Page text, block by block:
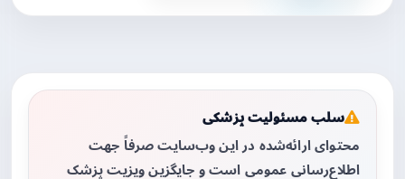
سلب مسئولیت پزشکی
محتوای ارائه‌شده در این وب‌سایت صرفاً جهت
اطلاع‌رسانی عمومی است و جایگزین ویزیت پزشک